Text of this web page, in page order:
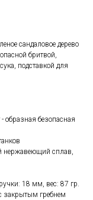
сандаловое дерево
бритвой,
подставкой для
образная безопасная
нержавеющий сплав,
18 мм, вес: 87 гр.
закрытым гребнем